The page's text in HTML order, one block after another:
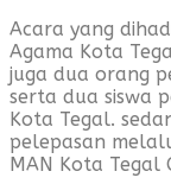
Acara yang
Agama Kota
juga dua orang
serta dua siswa
Kota Tegal.
pelepasan
MAN Kota Tegal